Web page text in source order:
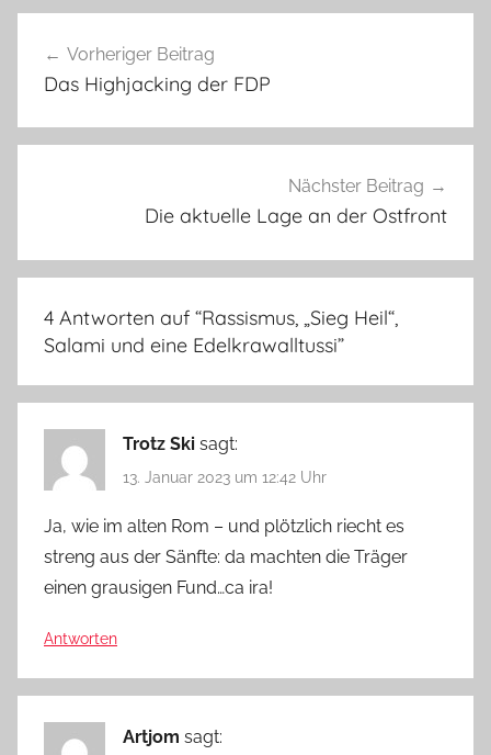
Vorheriger Beitrag
Das Highjacking der FDP
Nächster Beitrag
Die aktuelle Lage an der Ostfront
4 Antworten auf “Rassismus, „Sieg Heil“,
Salami und eine Edelkrawalltussi”
Trotz Ski sagt:
13. Januar 2023 um 12:42 Uhr
Ja, wie im alten Rom – und plötzlich riecht es
streng aus der Sänfte: da machten die Träger
einen grausigen Fund…ca ira!
Antworten
Artjom sagt: